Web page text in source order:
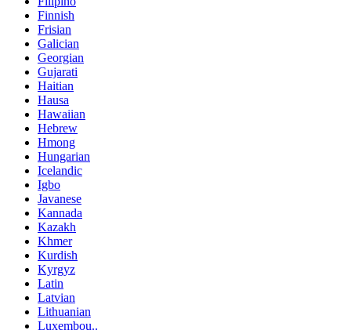
Finnish
Frisian
Galician
Georgian
Gujarati
Haitian
Hausa
Hawaiian
Hebrew
Hmong
Hungarian
Icelandic
Igbo
Javanese
Kannada
Kazakh
Khmer
Kurdish
Kyrgyz
Latin
Latvian
Lithuanian
Luxembou..